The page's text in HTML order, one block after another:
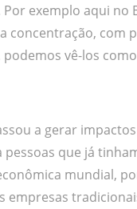
exemplo aqui no
concentração, com
vê-los como
a gerar
que já
mundial,